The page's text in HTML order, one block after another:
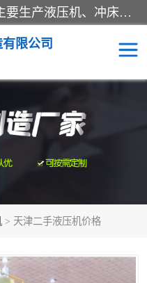
南通科达机床制造有限公司主要生产液压机、冲床、压力机等产品；本公司采用现代化企业的管理方法进行管理，立足于产品的质量管理，以优秀的品质、新颖的设计、合理的价格、完善的服务赢得广大客户的充分信赖和良好的口碑。领导层将运用科学管理方法及长期积累下来的经验和广泛领域吸取来新的技术不断调整产品结构，为市场提供精良的各类机械设备。企业将坚持与国内外各界朋友，真诚合作，共创辉煌。
限公司
> 天津二手液压机价格
液压机